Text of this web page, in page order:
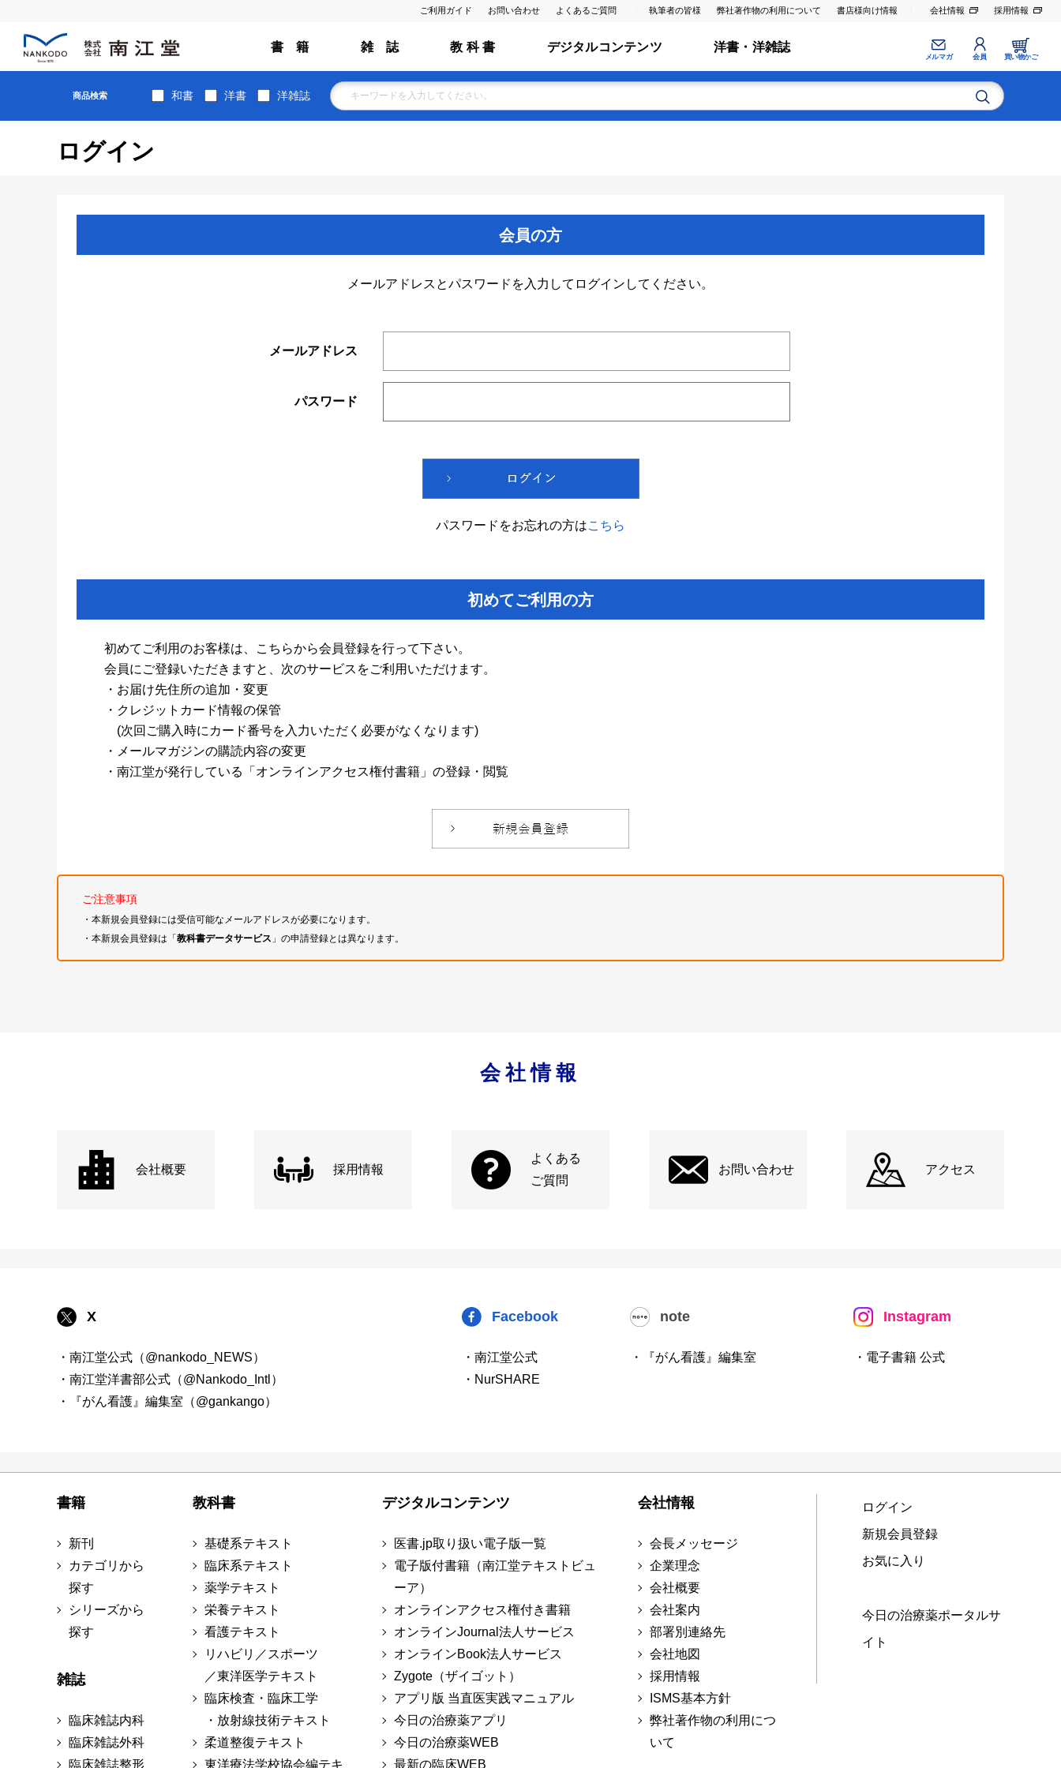
ご利用ガイド お問い合わせ よくあるご質問 執筆者の皆様 弊社著作物の利用について 書店様向け情報 会社情報 採用情報
書 籍 雑 誌 教 科 書 デジタルコンテンツ 洋書・洋雑誌
メルマガ 会員 買い物かご
商品検索 和書 洋書 洋雑誌
ログイン
会員の方
メールアドレスとパスワードを入力してログインしてください。
メールアドレス
パスワード
パスワードをお忘れの方はこちら
初めてご利用の方
初めてご利用のお客様は、こちらから会員登録を行って下さい。
会員にご登録いただきますと、次のサービスをご利用いただけます。
・お届け先住所の追加・変更
・クレジットカード情報の保管
(次回ご購入時にカード番号を入力いただく必要がなくなります)
・メールマガジンの購読内容の変更
・南江堂が発行している「オンラインアクセス権付書籍」の登録・閲覧
ご注意事項
・本新規会員登録には受信可能なメールアドレスが必要になります。
・本新規会員登録は「教科書データサービス 」の申請登録とは異なります。
会社情報
会社概要 採用情報
よくある
ご質問
お問い合わせ アクセス
X
・南江堂公式（@nankodo_NEWS）
・南江堂洋書部公式（@Nankodo_Intl）
・『がん看護』編集室（@gankango）
Facebook
・南江堂公式
・NurSHARE
note
・『がん看護』編集室
Instagram
・電子書籍 公式
書籍
新刊
カテゴリから
探す
シリーズから
探す
雑誌
臨床雑誌内科
臨床雑誌外科
臨床雑誌整形
教科書
基礎系テキスト
臨床系テキスト
薬学テキスト
栄養テキスト
看護テキスト
リハビリ／スポーツ
／東洋医学テキスト
臨床検査・臨床工学
・放射線技術テキスト
柔道整復テキスト
東洋療法学校協会編テキ
デジタルコンテンツ
医書.jp取り扱い電子版一覧
電子版付書籍（南江堂テキストビュ
ーア）
オンラインアクセス権付き書籍
オンラインJournal法人サービス
オンラインBook法人サービス
Zygote（ザイゴット）
アプリ版 当直医実践マニュアル
今日の治療薬アプリ
今日の治療薬WEB
最新の臨床WEB
会社情報
会長メッセージ
企業理念
会社概要
会社案内
部署別連絡先
会社地図
採用情報
ISMS基本方針
弊社著作物の利用につ
いて
ログイン
新規会員登録
お気に入り
今日の治療薬ポータルサ
イト